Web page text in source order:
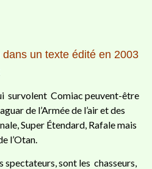
un texte édité en 2003
survolent Comiac peuvent-être
de l’Armée de l’air et des
Super Étendard, Rafale mais
l’Otan.
spectateurs, sont les chasseurs,